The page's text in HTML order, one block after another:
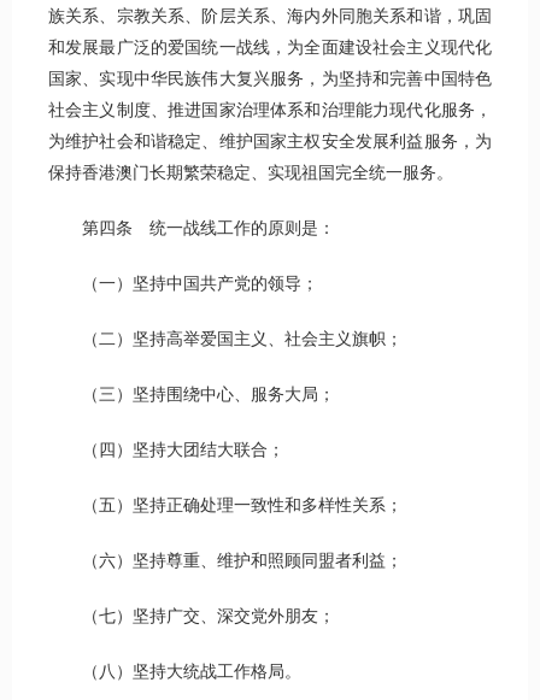
族关系、宗教关系、阶层关系、海内外同胞关系和谐，巩固
和发展最广泛的爱国统一战线，为全面建设社会主义现代化
国家、实现中华民族伟大复兴服务，为坚持和完善中国特色
社会主义制度、推进国家治理体系和治理能力现代化服务，
为维护社会和谐稳定、维护国家主权安全发展利益服务，为
保持香港澳门长期繁荣稳定、实现祖国完全统一服务。
第四条 统一战线工作的原则是：
（一）坚持中国共产党的领导；
（二）坚持高举爱国主义、社会主义旗帜；
（三）坚持围绕中心、服务大局；
（四）坚持大团结大联合；
（五）坚持正确处理一致性和多样性关系；
（六）坚持尊重、维护和照顾同盟者利益；
（七）坚持广交、深交党外朋友；
（八）坚持大统战工作格局。